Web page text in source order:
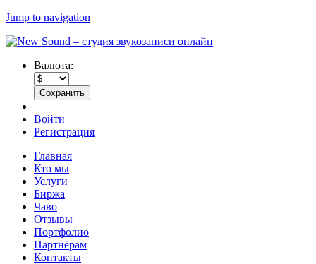
Jump to navigation
Валюта:
Войти
Регистрация
Главная
Кто мы
Услуги
Биржа
Чаво
Отзывы
Портфолио
Партнёрам
Контакты